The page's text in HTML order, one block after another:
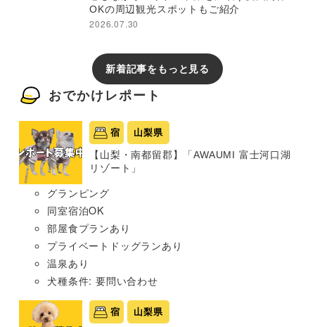
OKの周辺観光スポットもご紹介
2026.07.30
新着記事をもっと見る
おでかけレポート
宿 山梨県
【山梨・南都留郡】「AWAUMI 富士河口湖
リゾート」
グランピング
同室宿泊OK
部屋食プランあり
プライベートドッグランあり
温泉あり
犬種条件: 要問い合わせ
宿 山梨県